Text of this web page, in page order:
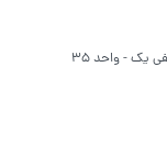
یک - واحد 35